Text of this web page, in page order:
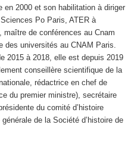
en 2000 et son habilitation à diriger
Po Paris, ATER à
maître de conférences au Cnam
des universités au CNAM Paris.
2015 à 2018, elle est depuis 2019
conseillère scientifique de la
rédactrice en chef de
du premier ministre), secrétaire
du comité d’histoire
de la Société d’histoire de